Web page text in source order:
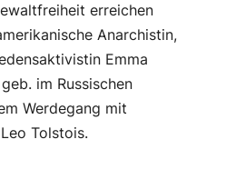
erreichen
Anarchistin,
Emma
im Russischen
Werdegang mit
Tolstois.